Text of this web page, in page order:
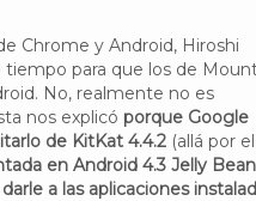
Chrome y Android, Hiroshi
para que los de
No, realmente no es
nos explicó porque Google
de KitKat 4.4.2 (allá por el
en Android 4.3 Jelly Bean
a las aplicaciones